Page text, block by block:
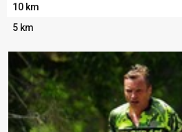
10 km
5 km